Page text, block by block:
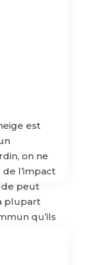
est
on ne
l’impact
peut
plupart
qu’ils